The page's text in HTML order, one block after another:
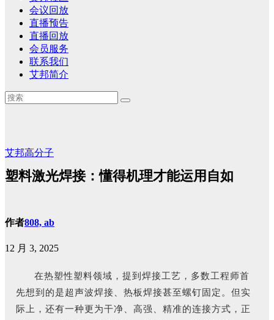
会议回放
直播预告
直播回放
会员服务
联系我们
艾邦简介
艾邦高分子
塑料激光焊接：懂得机理才能运用自如
作者808, ab
12 月 3, 2025
在热塑性塑料领域，提到焊接工艺，多数工程师首
先想到的是超声波焊接、热板焊接甚至螺钉固定。但实
际上，还有一种更为干净、高强、精准的连接方式，正